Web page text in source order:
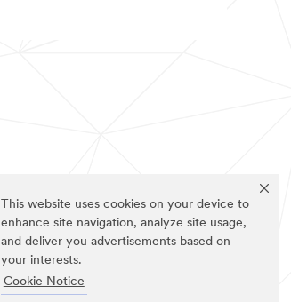
This website uses cookies on your device to
enhance site navigation, analyze site usage,
and deliver you advertisements based on
your interests.
Cookie Notice